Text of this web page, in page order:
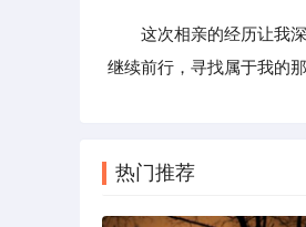
这次相亲的经历让我
继续前行，寻找属于我的
热门推荐